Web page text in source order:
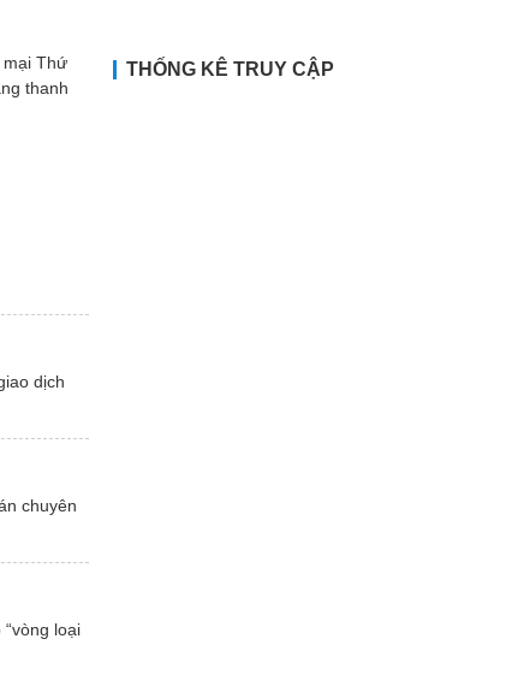
mại Thứ
thanh
dịch
chuyên
loại
THỐNG KÊ TRUY CẬP